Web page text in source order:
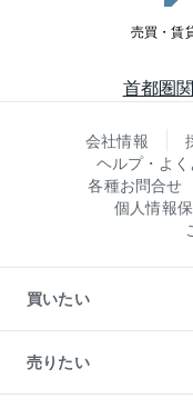
売買・賃
首都圏
会社情報
ヘルプ・よ
各種お問合せ
個人情報
買いたい
新築・分譲マンションの購入
中古マンションの購入
一戸建ての購入
売りたい